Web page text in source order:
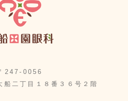
247-0056
船二丁目１８番３６号２階